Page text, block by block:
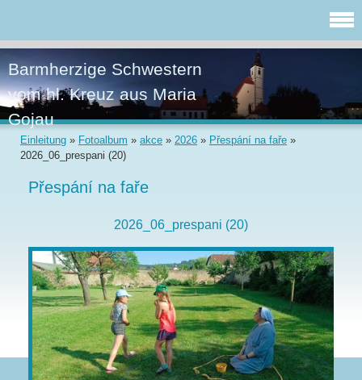
Barmherzige Schwestern
vom hl. Kreuz aus Maria
Gojau
Einleitung » Fotoalbum » akce » 2026 » Přespání na faře »
2026_06_prespani (20)
Přespání na faře
2026_06_prespani (20)